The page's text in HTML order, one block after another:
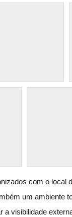
com o
um ambiente
a visibilidade